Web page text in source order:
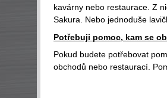
kavárny nebo restaurace. Z
Sakura. Nebo jednoduše
Potřebuji pomoc, kam se
Pokud budete potřebovat
obchodů nebo restaurací.